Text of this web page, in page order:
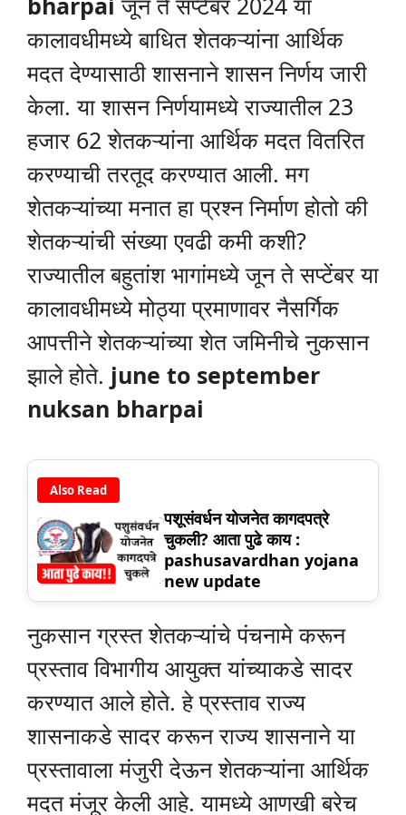
कालावधीमध्ये बाधित शेतकऱ्यांना आर्थिक
मदत देण्यासाठी शासनाने शासन निर्णय जारी
केला. या शासन निर्णयामध्ये राज्यातील 23
हजार 62 शेतकऱ्यांना आर्थिक मदत वितरित
करण्याची तरतूद करण्यात आली. मग
शेतकऱ्यांच्या मनात हा प्रश्न निर्माण होतो की
शेतकऱ्यांची संख्या एवढी कमी कशी?
राज्यातील बहुतांश भागांमध्ये जून ते सप्टेंबर या
कालावधीमध्ये मोठ्या प्रमाणावर नैसर्गिक
आपत्तीने शेतकऱ्यांच्या शेत जमिनीचे नुकसान
झाले होते. june to september
nuksan bharpai
Also Read
पशूसंवर्धन योजनेत कागदपत्रे
चुकली? आता पुढे काय :
pashusavardhan yojana
new update
नुकसान ग्रस्त शेतकऱ्यांचे पंचनामे करून
प्रस्ताव विभागीय आयुक्त यांच्याकडे सादर
करण्यात आले होते. हे प्रस्ताव राज्य
शासनाकडे सादर करून राज्य शासनाने या
प्रस्तावाला मंजुरी देऊन शेतकऱ्यांना आर्थिक
मदत मंजूर केली आहे. यामध्ये आणखी बरेच